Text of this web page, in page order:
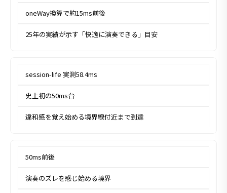
oneWay換算で約15ms前後
25年の実績が示す「快適に演奏できる」目安
session-life 実測58.4ms
史上初の50ms台
違和感を覚え始める境界線付近まで到達
50ms前後
演奏のズレを感じ始める境界